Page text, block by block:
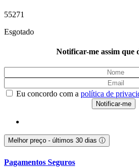
55271
Esgotado
Notificar-me assim que
Eu concordo com a política de
Melhor preço - últimos 30 dias ⓘ
Pagamentos Seguros